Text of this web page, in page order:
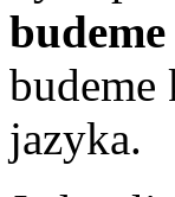
budeme
jazyka.